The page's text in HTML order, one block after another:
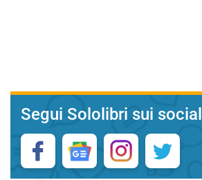
Segui Sololibri sui social